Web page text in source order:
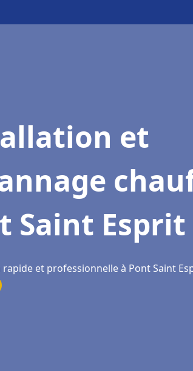
et
Saint Esprit
et professionnelle à Pont Saint